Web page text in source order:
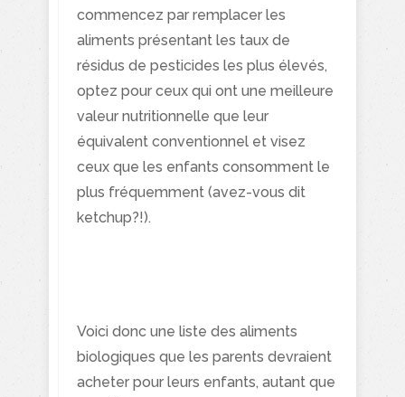
commencez par remplacer les
aliments présentant les taux de
résidus de pesticides les plus élevés,
optez pour ceux qui ont une meilleure
valeur nutritionnelle que leur
équivalent conventionnel et visez
ceux que les enfants consomment le
plus fréquemment (avez-vous dit
ketchup?!).
Voici donc une liste des aliments
biologiques que les parents devraient
acheter pour leurs enfants, autant que